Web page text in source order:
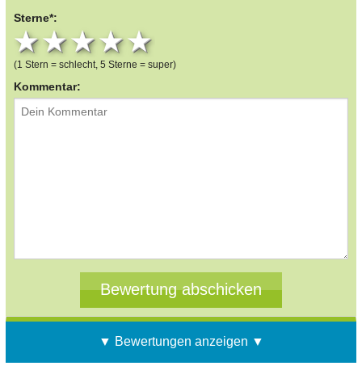
Sterne*:
4 stars
3 stars
2 stars
1 star
(1 Stern = schlecht, 5 Sterne = super)
Kommentar:
▼ Bewertungen anzeigen ▼